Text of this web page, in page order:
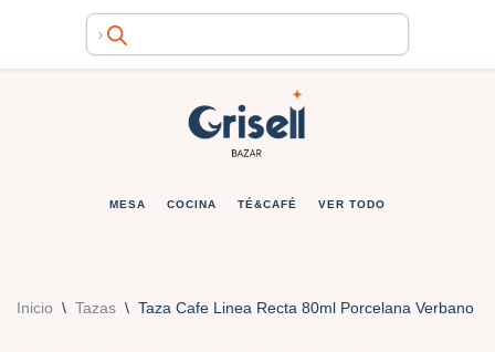
MESA COCINA TÉ&CAFÉ VER TODO
Inicio \ Tazas \ Taza Cafe Linea Recta 80ml Porcelana Verbano